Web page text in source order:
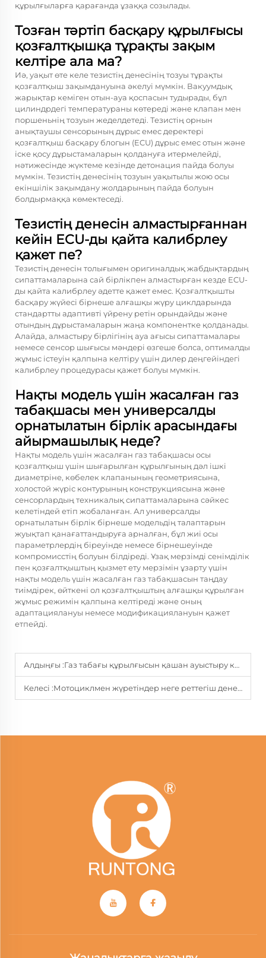
құрылғыларға қарағанда ұзаққа созылады.
Тозған тәртіп басқару құрылғысы
қозғалтқышқа тұрақты зақым
келтіре ала ма?
Иә, уақыт өте келе тезистің денесінің тозуы тұрақты
қозғалтқыш зақымдануына әкелуі мүмкін. Вакуумдық
жарықтар кеміген отын-ауа қоспасын тудырады, бұл
цилиндрдегі температураны көтереді және клапан мен
поршеньнің тозуын жеделдетеді. Тезистің орнын
анықтаушы сенсорының дұрыс емес деректері
қозғалтқыш басқару блогын (ECU) дұрыс емес отын және
іске қосу дұрыстамаларын қолдануға итермелейді,
нәтижесінде жүктеме кезінде детонация пайда болуы
мүмкін. Тезистің денесінің тозуын уақытылы жою осы
екіншілік зақымдану жолдарының пайда болуын
болдырмаққа көмектеседі.
Тезистің денесін алмастырғаннан
кейін ECU-ды қайта калибрлеу
қажет пе?
Тезистің денесін толығымен оригиналдық жабдықтардың
сипаттамаларына сай бірлікпен алмастырған кезде ECU-
ды қайта калибрлеу әдетте қажет емес. Қозғалтқышты
басқару жүйесі бірнеше алғашқы жүру циклдарында
стандартты адаптивті үйрену ретін орындайды және
отындың дұрыстамаларын жаңа компонентке қолданады.
Алайда, алмастыру бірлігінің ауа ағысы сипаттамалары
немесе сенсор шығысы мәндері өзгеше болса, оптималды
жұмыс істеуін қалпына келтіру үшін дилер деңгейіндегі
калибрлеу процедурасы қажет болуы мүмкін.
Нақты модель үшін жасалған газ
табақшасы мен универсалды
орнатылатын бірлік арасындағы
айырмашылық неде?
Нақты модель үшін жасалған газ табақшасы осы
қозғалтқыш үшін шығарылған құрылғының дәл ішкі
диаметріне, көбелек клапанының геометриясына,
холостой жүріс контурының конструкциясына және
сенсорлардың техникалық сипаттамаларына сәйкес
келетіндей етіп жобаланған. Ал универсалды
орнатылатын бірлік бірнеше модельдің талаптарын
жуықтап қанағаттандыруға арналған, бұл жиі осы
параметрлердің біреуінде немесе бірнешеуінде
компромисстің болуын білдіреді. Ұзақ мерзімді сенімділік
пен қозғалтқыштың қызмет ету мерзімін ұзарту үшін
нақты модель үшін жасалған газ табақшасын таңдау
тиімдірек, өйткені ол қозғалтқыштың алғашқы құрылған
жұмыс режимін қалпына келтіреді және оның
адаптациялануы немесе модификациялануын қажет
етпейді.
Алдыңғы :Газ табағы құрылғысын қашан ауыстыру керек екенін қалай білуге болады?
Келесі :Мотоциклмен жүретіндер неге реттегіш денесін кезекті тексеруі керек?